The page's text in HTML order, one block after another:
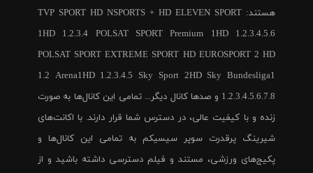
هستند: TVP SPORT HD NSPORTS + HD ELEVEN SPORT
1HD 1.2.3.4 POLSAT SPORT Premium 1HD 1.2.3.4.5.6
POLSAT SPORT EXTREME SPORT HD EUROSPORT 2 HD
1.2 Arena1HD 1.2.3.4.5 Sky Sport 2HD Sky Bundesliga1
1.2.3.4.5.6.7.8 و صدها کانال دیگر... تمامی این کانال‌ها به صورت
زنده و با کیفیت عالی، در دسترس شما قرار دارند. با اکانت‌های
شیرینگ پرقدرت سوپر سیسیکم به تمامی این کانال‌ها و
پکیج‌های ورزشی، مستند و فیلم دسترسی داشته باشید و از